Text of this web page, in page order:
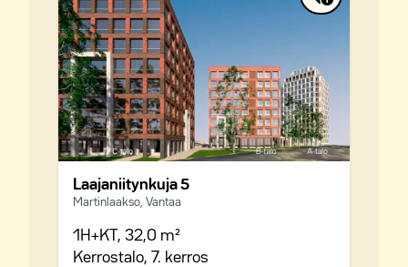
Laajaniitynkuja 5
Martinlaakso, Vantaa
1H+KT, 32,0 m²
Kerrostalo, 7. kerros